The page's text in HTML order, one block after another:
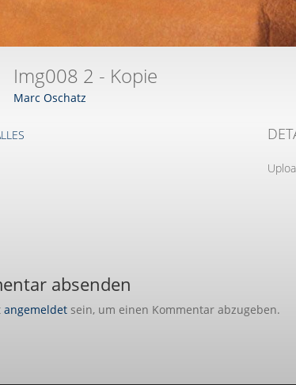
Img008 2 - Kopie
Marc Oschatz
absenden
angemeldet sein, um einen Kommentar abzugeben.